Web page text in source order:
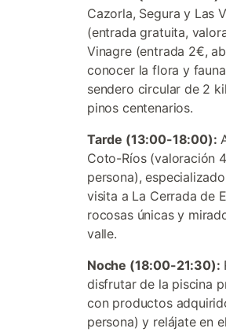
Cazorla, Segura y Las
(entrada gratuita,
Vinagre (entrada 2€,
conocer la flora y
sendero circular de 2
pinos centenarios.
Tarde (13:00-18:00):
Coto-Ríos (valoración
persona),
visita a La Cerrada de
rocosas únicas y
valle.
Noche (18:00-21:30):
disfrutar de la piscina
con productos
persona) y relájate en